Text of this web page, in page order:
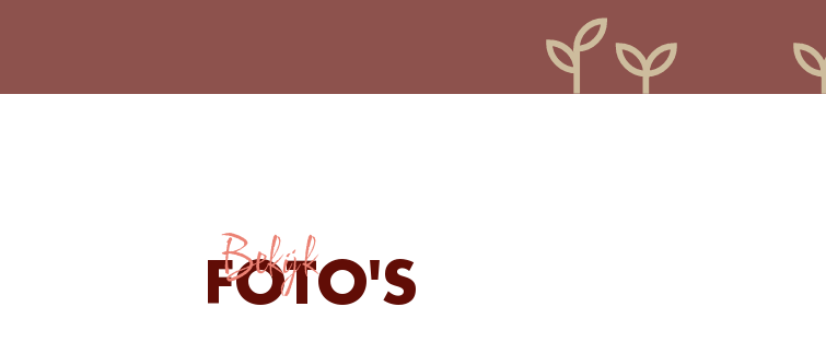
Bekijk
FOTO'S